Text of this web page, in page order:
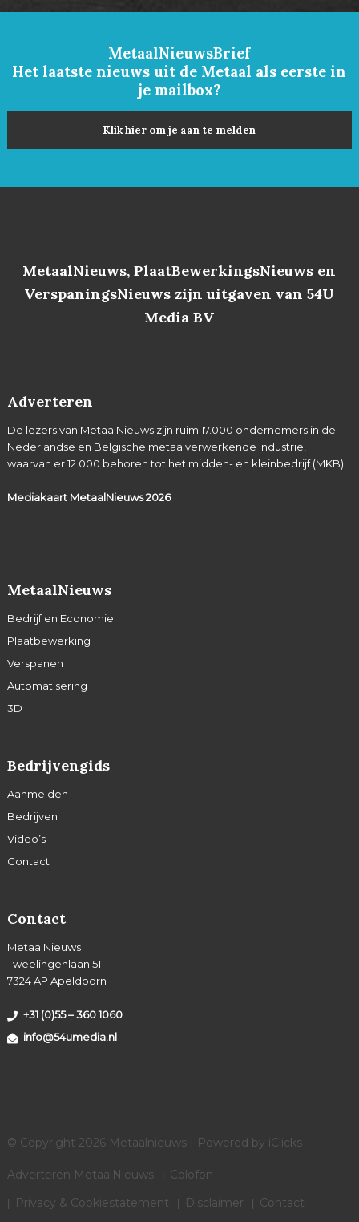
MetaalNieuwsBrief
Het laatste nieuws uit de Metaal als eerste in
je mailbox?
Klik hier om je aan te melden
MetaalNieuws, PlaatBewerkingsNieuws en
VerspaningsNieuws zijn uitgaven van 54U
Media BV
Adverteren
De lezers van MetaalNieuws zijn ruim 17.000 ondernemers in de
Nederlandse en Belgische metaalverwerkende industrie,
waarvan er 12.000 behoren tot het midden- en kleinbedrijf (MKB).
Mediakaart MetaalNieuws2026
MetaalNieuws
Bedrijf en Economie
Plaatbewerking
Verspanen
Automatisering
3D
Bedrijvengids
Aanmelden
Bedrijven
Video’s
Contact
Contact
MetaalNieuws
Tweelingenlaan 51
7324 AP Apeldoorn
+31 (0)55 – 360 1060
info@54umedia.nl
© Copyright 2026 Metaalnieuws | Powered by iClicks
Adverteren MetaalNieuws
Colofon
Privacy & Cookiestatement
Disclaimer Contact